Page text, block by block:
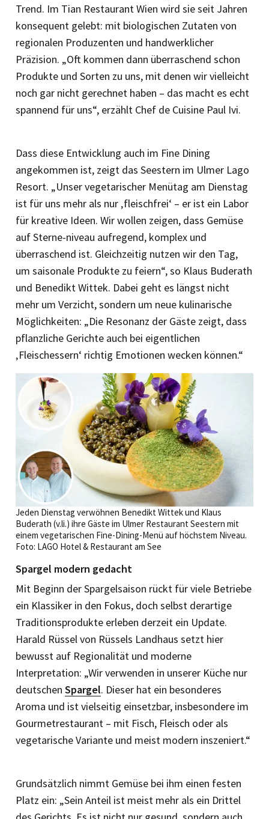
Trend. Im Tian Restaurant Wien wird sie seit Jahren
konsequent gelebt: mit biologischen Zutaten von
regionalen Produzenten und handwerklicher
Präzision. „Oft kommen dann überraschend schon
Produkte und Sorten zu uns, mit denen wir vielleicht
noch gar nicht gerechnet haben – das macht es echt
spannend für uns“, erzählt Chef de Cuisine Paul Ivi.
Dass diese Entwicklung auch im Fine Dining
angekommen ist, zeigt das Seestern im Ulmer Lago
Resort. „Unser vegetarischer Menütag am Dienstag
ist für uns mehr als nur ‚fleischfrei‘ – er ist ein Labor
für krea­tive Ideen. Wir wollen zeigen, dass Gemüse
auf Sterne-niveau aufregend, komplex und
überraschend ist. Gleichzeitig nutzen wir den Tag,
um saisonale Produkte zu feiern“, so Klaus Buderath
und Benedikt Wittek. Dabei geht es längst nicht
mehr um Verzicht, sondern um neue kulinarische
Möglichkeiten: „Die Resonanz der Gäste zeigt, dass
pflanzliche Gerichte auch bei eigentlichen
‚Fleischessern‘ richtig Emotionen wecken können.“
Jeden Dienstag verwöhnen Benedikt Wittek und Klaus
Buderath (v.li.) ihre Gäste im Ulmer Restaurant Seestern mit
einem vegetarischen Fine-Dining-Menü auf höchstem Niveau.
Foto: LAGO Hotel & Restaurant am See
Spargel modern gedacht
Mit Beginn der Spargelsaison rückt für viele Betriebe
ein Klassiker in den Fokus, doch selbst derartige
Traditionsprodukte erleben derzeit ein Update.
Harald Rüssel von Rüssels Landhaus setzt hier
bewusst auf Regionalität und moderne
Interpretation: „Wir verwenden in unserer Küche nur
deutschen Spargel. Dieser hat ein besonderes
Aroma und ist vielseitig einsetzbar, insbesondere im
Gourmetrestaurant – mit Fisch, Fleisch oder als
vegetarische Variante und meist modern inszeniert.“
Grundsätzlich nimmt Gemüse bei ihm einen festen
Platz ein: „Sein Anteil ist meist mehr als ein Drittel